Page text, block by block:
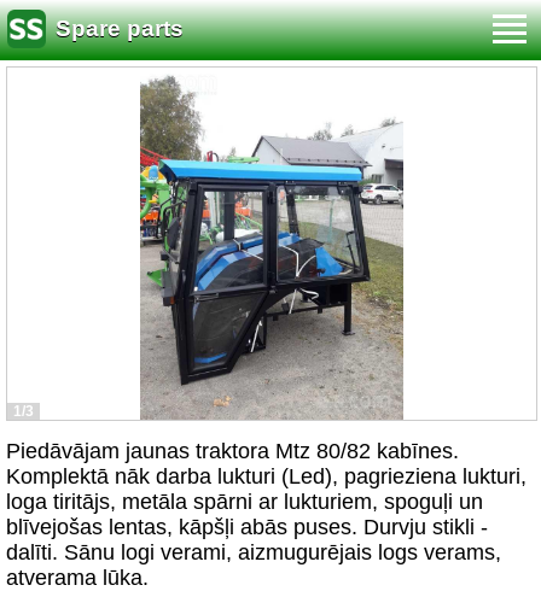
Spare parts
1/3
Piedāvājam jaunas traktora Mtz 80/82 kabīnes.
Komplektā nāk darba lukturi (Led), pagrieziena lukturi,
loga tiritājs, metāla spārni ar lukturiem, spoguļi un
blīvejošas lentas, kāpšļi abās puses. Durvju stikli -
dalīti. Sānu logi verami, aizmugurējais logs verams,
atverama lūka.